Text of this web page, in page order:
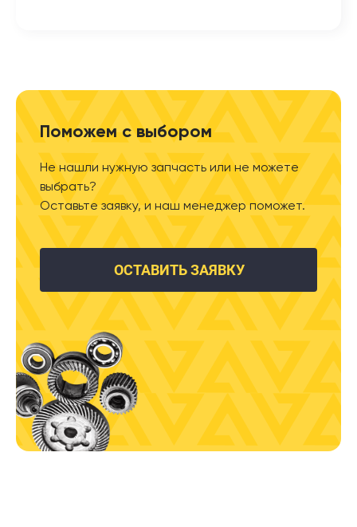
Поможем с выбором
Не нашли нужную запчасть или не можете
выбрать?
Оставьте заявку, и наш менеджер поможет.
ОСТАВИТЬ ЗАЯВКУ